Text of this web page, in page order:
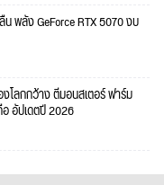
น พลัง GeForce RTX 5070 งบ
งโลกกว้าง ตีมอนสเตอร์ ฟาร์ม
อัปเดตปี 2026